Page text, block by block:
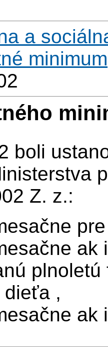
a
minimum
boli
Z. z.:
dieťa ,